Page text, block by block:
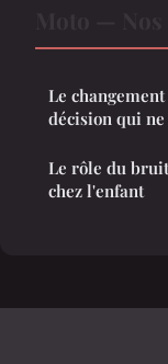
Le
décision qui
Le rôle du
chez l'enfant